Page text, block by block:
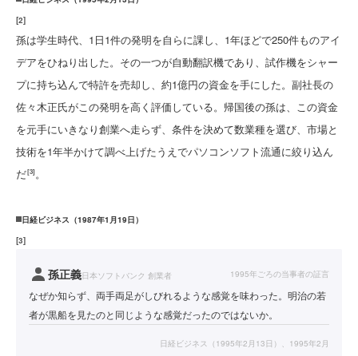
[2]
孫は学生時代、1日1件の発明を自らに課し、1年ほどで250件ものアイ
デアをひねり出した。その一つが自動翻訳機であり、試作機をシャー
プに持ち込んで特許を売却し、約1億円の資金を手にした。副社長の
佐々木正氏がこの発明を高く評価している。帰国後の孫は、この資金
を元手にいきなり創業へ走らず、条件を決めて数業種を選び、市場と
技術を1年半かけて調べ上げたうえでパソコンソフト流通に絞り込ん
だ[3]。
日経ビジネス（1987年1月19日）
[3]
孫正義日本ソフトバンク 創業者 1995年ごろの当事者の証言
なぜか知らず、両手両足がしびれるような感覚を味わった。明治の若
者が黒船を見たのと同じような感覚だったのではないか。
日経ビジネス（1995年2月13日）、1995年2月